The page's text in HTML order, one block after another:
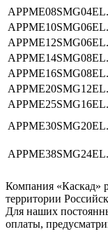
Компания «Каскад»
территории
Для наших
оплаты,